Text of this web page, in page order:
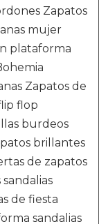
Zapatos
mujer
plataforma
Zapatos de
flop
burdeos
brillantes
de zapatos
de fiesta
sandalias